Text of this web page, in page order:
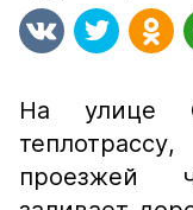
На улице
проезжей